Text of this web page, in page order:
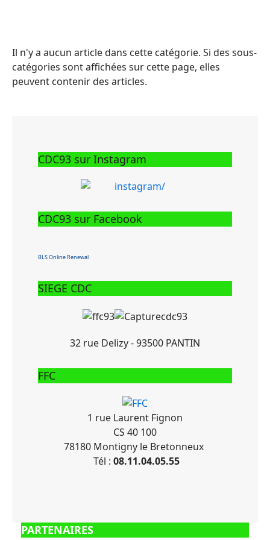
Il n'y a aucun article dans cette catégorie. Si des sous-
catégories sont affichées sur cette page, elles
peuvent contenir des articles.
CDC93 sur Instagram
CDC93 sur Facebook
BLS Online Renewal
SIEGE CDC
32 rue Delizy - 93500 PANTIN
FFC
1 rue Laurent Fignon
CS 40 100
78180 Montigny le Bretonneux
Tél : 08.11.04.05.55
PARTENAIRES